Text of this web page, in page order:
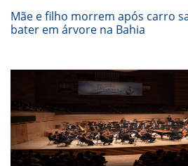
Mãe e filho morrem após carro
bater em árvore na Bahia